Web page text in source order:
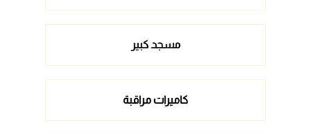
مسجد كبير
كاميرات مراقبة